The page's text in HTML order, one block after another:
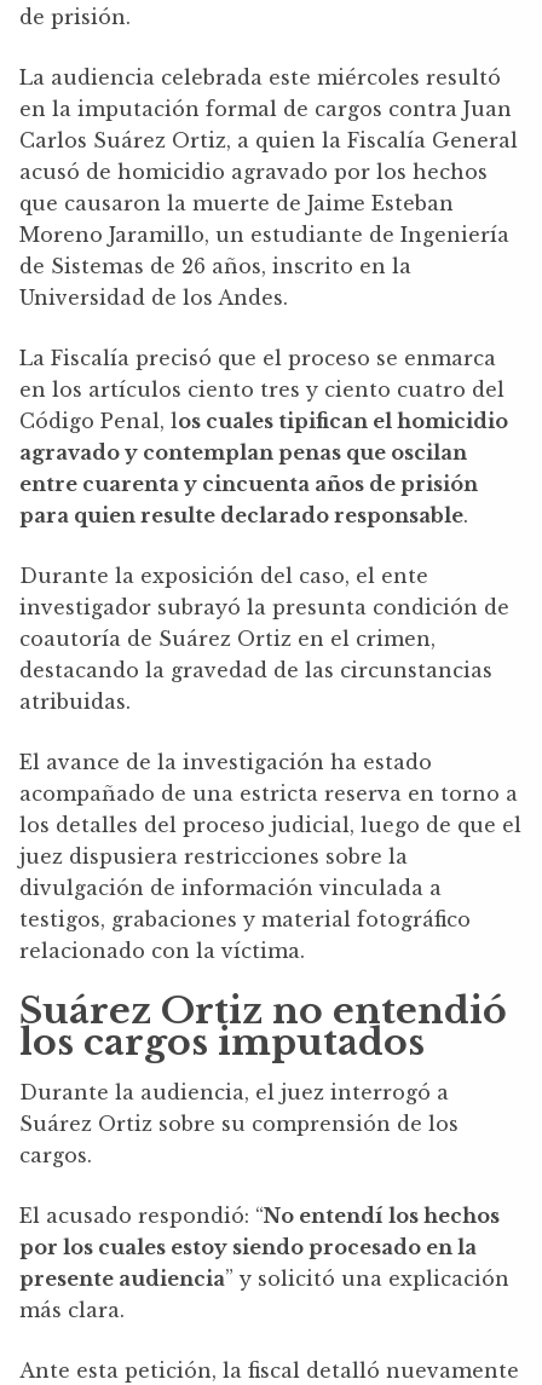
de prisión.
La audiencia celebrada este miércoles resultó
en la imputación formal de cargos contra Juan
Carlos Suárez Ortiz, a quien la Fiscalía General
acusó de homicidio agravado por los hechos
que causaron la muerte de Jaime Esteban
Moreno Jaramillo, un estudiante de Ingeniería
de Sistemas de 26 años, inscrito en la
Universidad de los Andes.
La Fiscalía precisó que el proceso se enmarca
en los artículos ciento tres y ciento cuatro del
Código Penal, los cuales tipifican el homicidio
agravado y contemplan penas que oscilan
entre cuarenta y cincuenta años de prisión
para quien resulte declarado responsable.
Durante la exposición del caso, el ente
investigador subrayó la presunta condición de
coautoría de Suárez Ortiz en el crimen,
destacando la gravedad de las circunstancias
atribuidas.
El avance de la investigación ha estado
acompañado de una estricta reserva en torno a
los detalles del proceso judicial, luego de que el
juez dispusiera restricciones sobre la
divulgación de información vinculada a
testigos, grabaciones y material fotográfico
relacionado con la víctima.
Suárez Ortiz no entendió
los cargos imputados
Durante la audiencia, el juez interrogó a
Suárez Ortiz sobre su comprensión de los
cargos.
El acusado respondió: “No entendí los hechos
por los cuales estoy siendo procesado en la
presente audiencia” y solicitó una explicación
más clara.
Ante esta petición, la fiscal detalló nuevamente